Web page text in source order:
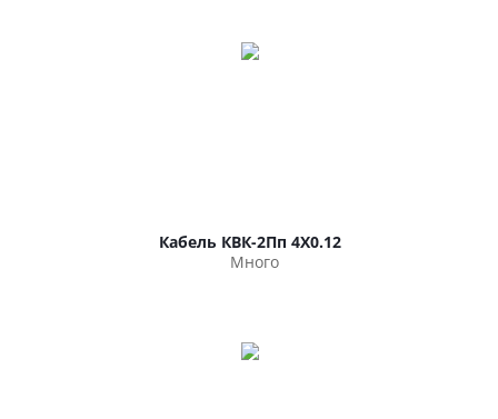
Кабель КВК-2Пп 4Х0.12
Много